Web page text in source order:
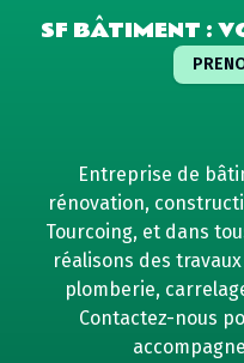
SF BÂTIMENT :
Entreprise de
rénovation,
Tourcoing, et dans
réalisons des
plomberie,
Contactez-nous